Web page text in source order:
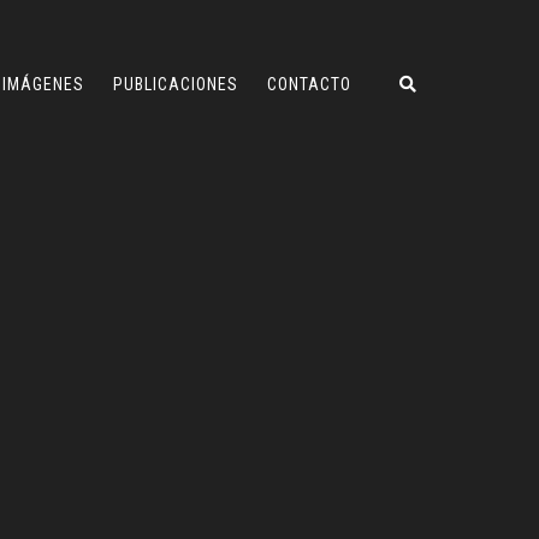
IMÁGENES PUBLICACIONES CONTACTO